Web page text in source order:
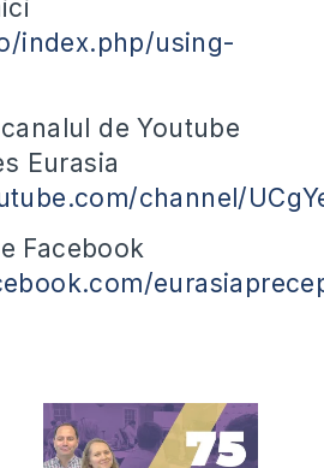
index.php/using-
de Youtube
Eurasia
channel/
Facebook